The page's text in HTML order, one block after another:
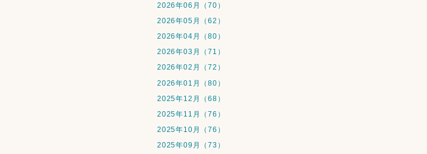
2026年06月（70）
2026年05月（62）
2026年04月（80）
2026年03月（71）
2026年02月（72）
2026年01月（80）
2025年12月（68）
2025年11月（76）
2025年10月（76）
2025年09月（73）